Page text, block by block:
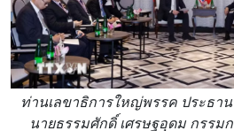
ท่านเลขาธิการใหญ่พรรค ประธา
นายธรรมศักดิ์ เศรษฐอุดม กรรม